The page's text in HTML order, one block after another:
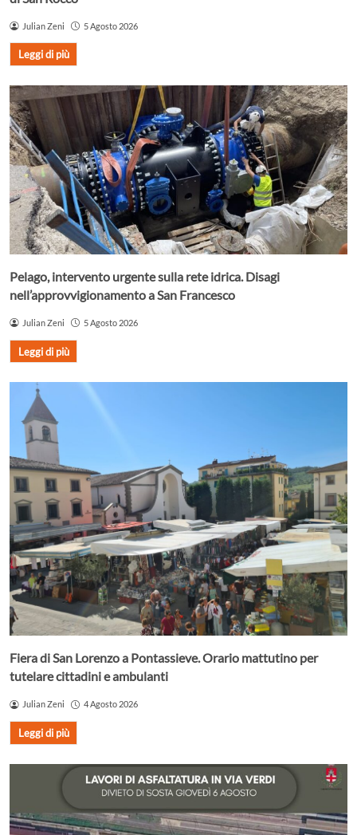
Julian Zeni 5 Agosto 2026
Leggi di più
Pelago, intervento urgente sulla rete idrica. Disagi
nell’approvvigionamento a San Francesco
Julian Zeni 5 Agosto 2026
Leggi di più
Fiera di San Lorenzo a Pontassieve. Orario mattutino per
tutelare cittadini e ambulanti
Julian Zeni 4 Agosto 2026
Leggi di più